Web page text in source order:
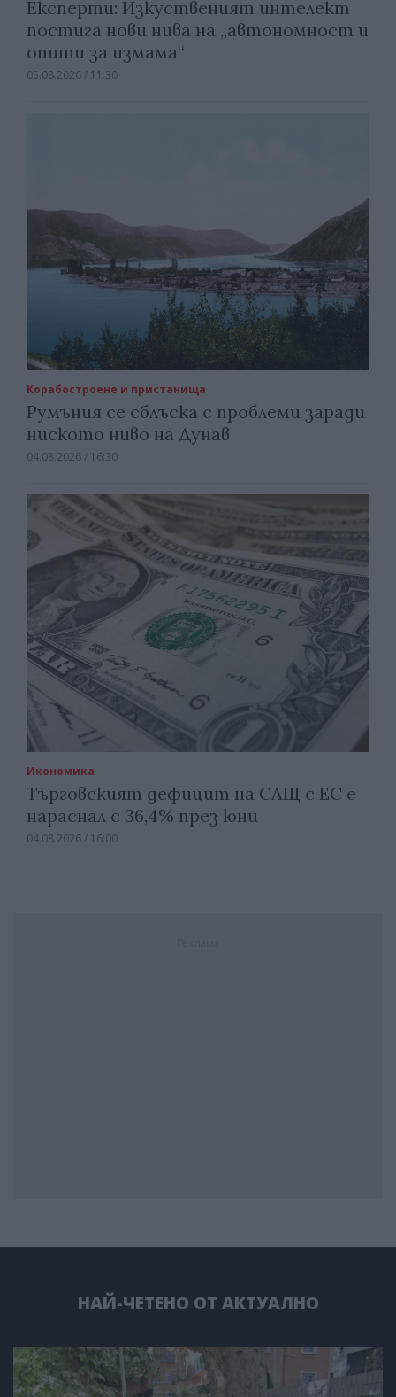
Експерти: Изкуственият интелект
постига нови нива на „автономност и
опити за измама“
05.08.2026 / 11:30
Корабостроене и пристанища
Румъния се сблъска с проблеми заради
ниското ниво на Дунав
04.08.2026 / 16:30
Икономика
Търговският дефицит на САЩ с ЕС е
нараснал с 36,4% през юни
04.08.2026 / 16:00
НАЙ-ЧЕТЕНО ОТ АКТУАЛНО